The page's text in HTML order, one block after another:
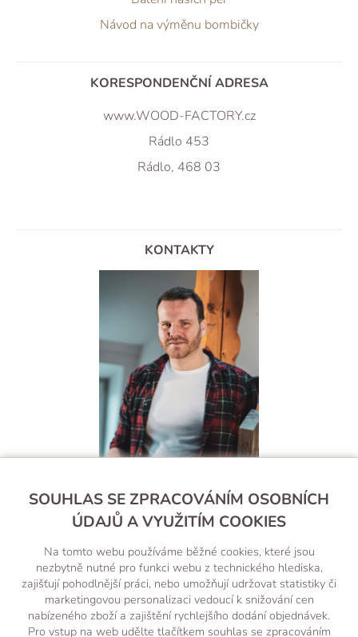
Návod na výměnu bombičky
KORESPONDENČNÍ ADRESA
www.WOOD-FACTORY.cz
Rádlo 453
Rádlo, 468 03
KONTAKTY
Filip Štěpnička
+420 607 238 260
(Po-Pá, 8-18 hod.)
obchod@wood-factory.cz
SOUHLAS SE ZPRACOVÁNÍM OSOBNÍCH
ÚDAJŮ A VYUŽITÍM COOKIES
Na tomto webu používáme běžné cookies, které jsou
nezbytně nutné pro funkci webu z technického hlediska,
zajišťují pohodlnější práci, nebo umožňují udržovat statistiky či
marketingovou personalizaci vedoucí k snižování cen
nabízeného zboží a zajištění rychlejšího dodání objednávek.
Pro vstup na web udělte tlačítkem souhlas se zpracováním